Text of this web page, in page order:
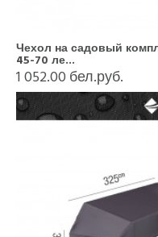
Чехол на садовый
45-70 ле...
1 052.00 бел.руб.